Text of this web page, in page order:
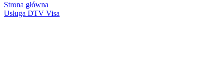
Strona główna
Usługa DTV Visa